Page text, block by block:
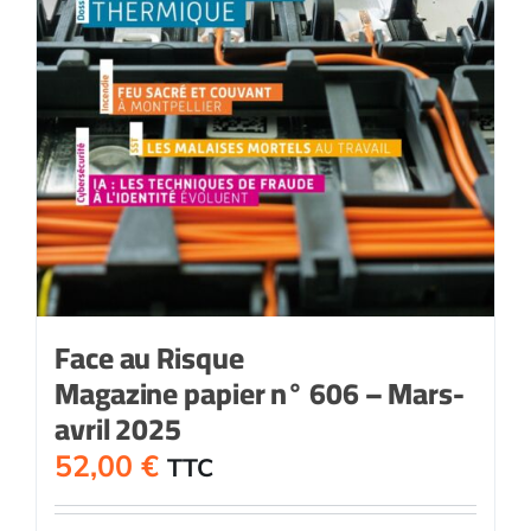
Face au Risque
Magazine papier n° 606 – Mars-
avril 2025
52,00 € TTC